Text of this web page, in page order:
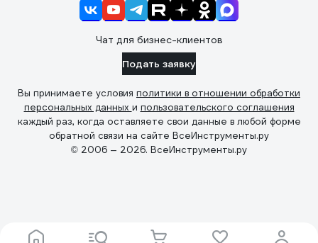
Чат для бизнес-клиентов
Подать заявку
Вы принимаете условия политики в отношении обработки
персональных данных и пользовательского соглашения
каждый раз, когда оставляете свои данные в любой форме
обратной связи на сайте ВсеИнструменты.ру
© 2006 — 2026. ВсеИнструменты.ру